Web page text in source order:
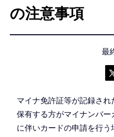
の注意事項
最
マイナ免許証等が記録さ
保有する方がマイナンバ
に伴いカードの申請を行